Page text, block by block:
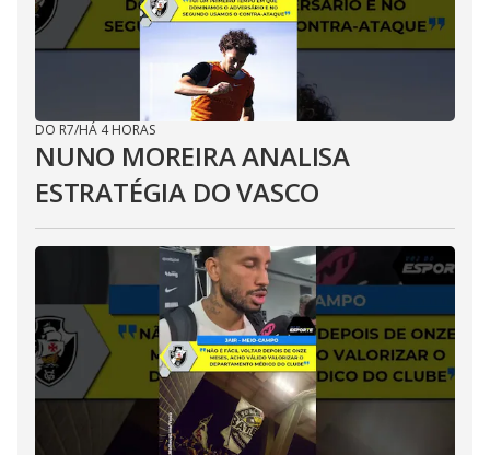
DO R7/HÁ 4 HORAS
NUNO MOREIRA ANALISA
ESTRATÉGIA DO VASCO